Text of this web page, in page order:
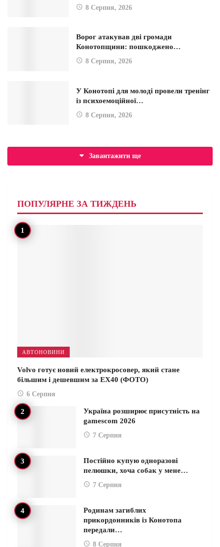
8 Серпня, 2026
Ворог атакував дві громади
Конотопщини: пошкоджено…
8 Серпня, 2026
У Конотопі для молоді провели тренінг
із психоемоційної…
8 Серпня, 2026
Завантажити ще
ПОПУЛЯРНЕ ЗА ТИЖДЕНЬ
АВТОНОВИНИ
Volvo готує новий електрокросовер, який стане
більшим і дешевшим за EX40 (ФОТО)
6 Серпня
Україна розширює присутність на
gamescom 2026
7 Серпня
Постійно купую одноразові
пелюшки, хоча собак у мене…
7 Серпня
Родинам загиблих
прикордонників із Конотопа
передали…
8 Серпня